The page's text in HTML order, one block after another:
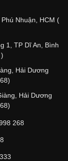
Nhuận, HCM (
1, TP Dĩ An, Bình
Hải Dương
Hải Dương
268